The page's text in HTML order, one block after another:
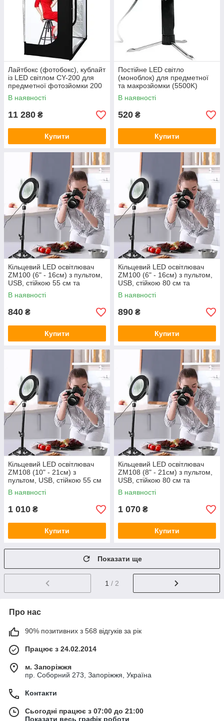
Лайтбокс (фотобокс), кублайт
із LED світлом CY-200 для
предметної фотозйомки 200
x 120 x 100 см
В наявності
11 280 ₴
Купити
Постійне LED світло
(моноблок) для предметної
та макрозйомки (5500K)
В наявності
520 ₴
Купити
Кільцевий LED освітлювач
ZM100 (6" - 16см) з пультом,
USB, стійкою 55 см та
шарніром для предметної
зйомки
В наявності
840 ₴
Купити
Кільцевий LED освітлювач
ZM100 (6" - 16см) з пультом,
USB, стійкою 80 см та
шарніром для предметної
зйомки
В наявності
890 ₴
Купити
Кільцевий LED освітлювач
ZM108 (10" - 21см) з
пультом, USB, стійкою 55 см
та шарніром для предметної
зйомки
В наявності
1 010 ₴
Купити
Кільцевий LED освітлювач
ZM108 (8" - 21см) з пультом,
USB, стійкою 80 см та
шарніром для предметної
зйомки
В наявності
1 070 ₴
Купити
Показати ще
1 / 2
Про нас
90% позитивних з 568 відгуків за рік
Працює з 24.02.2014
м. Запоріжжя
пр. Соборний 273, Запоріжжя, Україна
Контакти
Сьогодні працює з 07:00 до 21:00
Показати весь графік роботи